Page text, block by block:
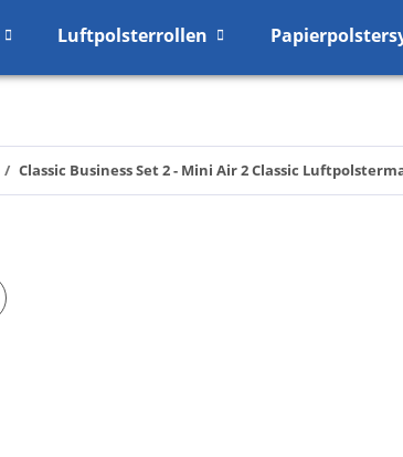
Luftpolsterrollen
Classic Business Set 2 - Mini Air 2 Classic